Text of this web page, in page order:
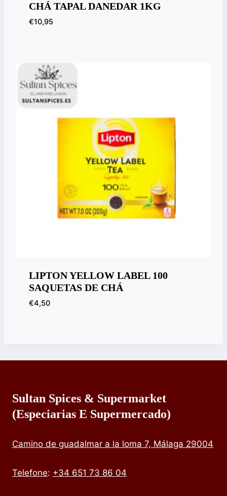
CHÁ TAPAL DANEDAR 1KG
€10,95
LIPTON YELLOW LABEL 100
SAQUETAS DE CHÁ
€4,50
Sultan Spices & Supermarket
(especiarias E Supermercado)
Camino de guadalmar a la loma 7, Málaga 29004
Telefone: +34 651 73 86 04